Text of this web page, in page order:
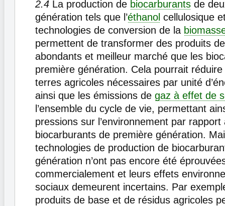
2.4 La production de biocarburants de
génération tels que l’éthanol cellulosique
technologies de conversion de la
permettent de transformer des produits
abondants et meilleur marché que les
première génération. Cela pourrait
terres agricoles nécessaires par unité
ainsi que les émissions de gaz à effet de
l’ensemble du cycle de vie, permettant
pressions sur l’environnement par rapport
biocarburants de première génération.
technologies de production de
génération n’ont pas encore été
commercialement et leurs effets
sociaux demeurent incertains. Par
produits de base et de résidus agricoles